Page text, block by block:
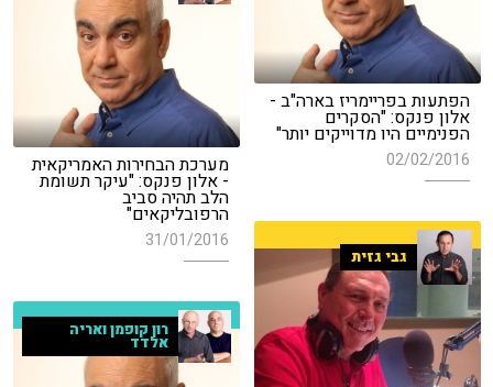
הפתעות בפריימריז בארה"ב -
אלון פנקס: "הסקרים
הפנימיים היו מדוייקים יותר"
02/02/2016 מערכת הבחירות האמריקאית
- אלון פנקס: "עיקר תשומת
הלב תהיה סביב
הרפובליקאים"
31/01/2016
גבי גזית
רון קופמן ואריה
אלדד